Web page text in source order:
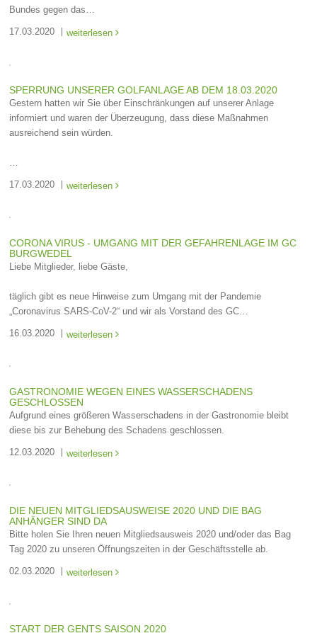
Bundes gegen das…
17.03.2020 weiterlesen
SPERRUNG UNSERER GOLFANLAGE AB DEM 18.03.2020
Gestern hatten wir Sie über Einschränkungen auf unserer Anlage
informiert und waren der Überzeugung, dass diese Maßnahmen
ausreichend sein würden.
…
17.03.2020 weiterlesen
CORONA VIRUS - UMGANG MIT DER GEFAHRENLAGE IM GC
BURGWEDEL
Liebe Mitglieder, liebe Gäste,
täglich gibt es neue Hinweise zum Umgang mit der Pandemie
„Coronavirus SARS-CoV-2“ und wir als Vorstand des GC…
16.03.2020 weiterlesen
GASTRONOMIE WEGEN EINES WASSERSCHADENS
GESCHLOSSEN
Aufgrund eines größeren Wasserschadens in der Gastronomie bleibt
diese bis zur Behebung des Schadens geschlossen.
12.03.2020 weiterlesen
DIE NEUEN MITGLIEDSAUSWEISE 2020 UND DIE BAG
ANHÄNGER SIND DA
Bitte holen Sie Ihren neuen Mitgliedsausweis 2020 und/oder das Bag
Tag 2020 zu unseren Öffnungszeiten in der Geschäftsstelle ab.
02.03.2020 weiterlesen
START DER GENTS SAISON 2020